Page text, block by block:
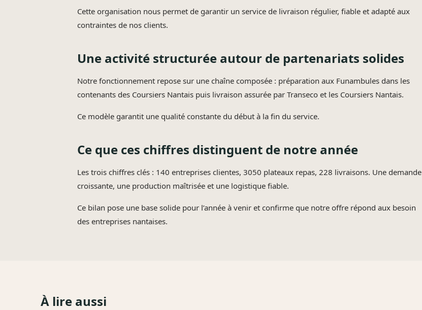
Cette organisation nous permet de garantir un service de livraison régulier, fiable et adapté aux
contraintes de nos clients.
Une activité structurée autour de partenariats solides
Notre fonctionnement repose sur une chaîne composée : préparation aux Funambules dans les
contenants des Coursiers Nantais puis livraison assurée par Transeco et les Coursiers Nantais.
Ce modèle garantit une qualité constante du début à la fin du service.
Ce que ces chiffres distinguent de notre année
Les trois chiffres clés : 140 entreprises clientes, 3050 plateaux repas, 228 livraisons. Une demande
croissante, une production maîtrisée et une logistique fiable.
Ce bilan pose une base solide pour l’année à venir et confirme que notre offre répond aux besoin
des entreprises nantaises.
À lire aussi